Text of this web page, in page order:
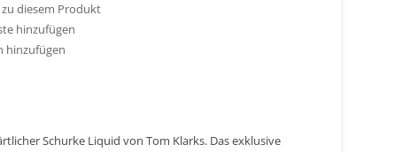
zu diesem Produkt
hinzufügen
hinzufügen
Schurke Liquid von Tom Klarks. Das exklusive